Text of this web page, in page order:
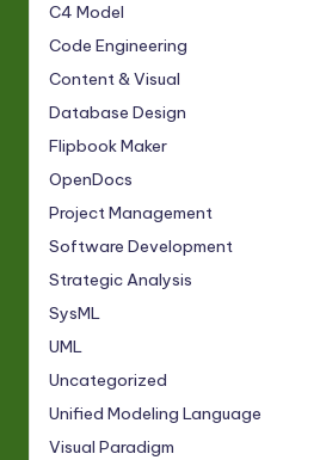
C4 Model
Code Engineering
Content & Visual
Database Design
Flipbook Maker
OpenDocs
Project Management
Software Development
Strategic Analysis
SysML
UML
Uncategorized
Unified Modeling Language
Visual Paradigm